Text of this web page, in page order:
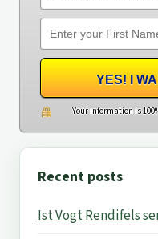
YES! I
Your information is
Recent posts
Ist Vogt Rendifels